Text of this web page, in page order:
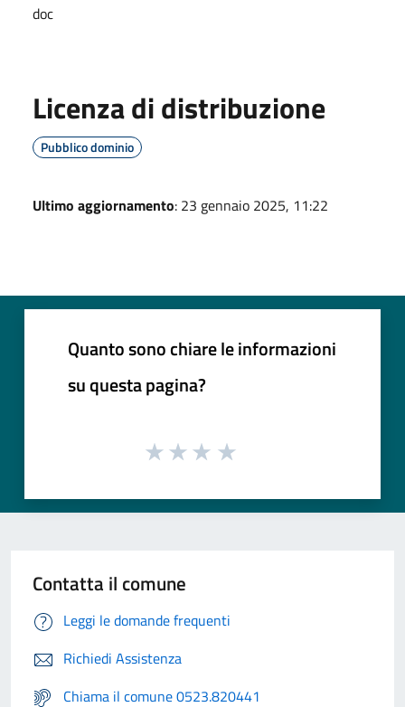
doc
Licenza di distribuzione
Pubblico dominio
Ultimo aggiornamento: 23 gennaio 2025, 11:22
Quanto sono chiare le informazioni
su questa pagina?
Contatta il comune
Leggi le domande frequenti
Richiedi Assistenza
Chiama il comune 0523.820441